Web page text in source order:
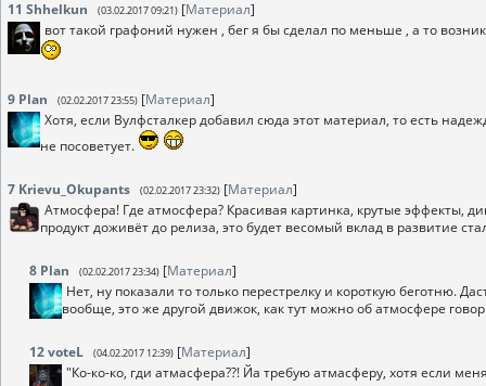
11 Shhelkun (03.02.2017 09:21) [Материал]
вот такой графоний нужен , бег я бы сделал по меньше , а то
9 Plan (02.02.2017 23:55) [Материал]
Хотя, если Вулфсталкер добавил сюда этот материал, то есть
не посоветует.
7 Krievu_Okupants (02.02.2017 23:32) [Материал]
Атмосфера! Где атмосфера? Красивая картинка, крутые эффекты,
продукт доживёт до релиза, это будет весомый вклад в развитие
8 Plan (02.02.2017 23:34) [Материал]
Нет, ну показали то только перестрелку и короткую беготню.
вообще, это же другой движок, как тут можно об атмосфере
12voteL (04.02.2017 12:39) [Материал]
"Ко-ко-ко, гди атмасфера??! Йа требую атмасферу, хотя если